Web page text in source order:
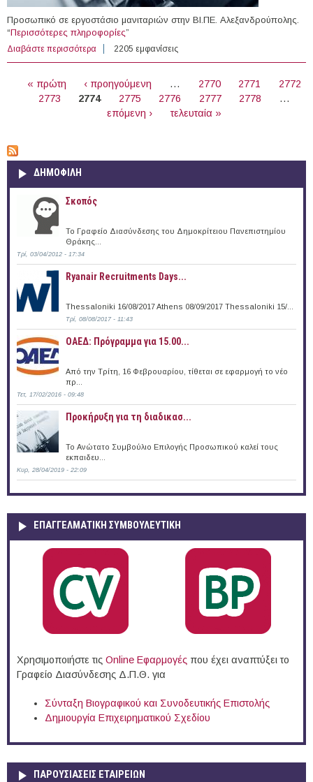
Προσωπικό σε εργοστάσιο μανιταριών στην ΒΙ.ΠΕ. Αλεξανδρούπολης.
“Περισσότερες πληροφορίες”
Διαβάστε περισσότερα για Προσωπικό σε εργοστάσιο μανιταριών στην ΒΙ.ΠΕ.
Αλεξανδρούπολης
2205 εμφανίσεις
« πρώτη ‹ προηγούμενη … 2770 2771
2772
2773
2774 2775 2776 2777 2778
…
επόμενη ›
τελευταία »
ΔΗΜΟΦΙΛΗ
Σκοπός
Το Γραφείο Διασύνδεσης του Δημοκρίτειου Πανεπιστημίου
Θράκης...
Τρί, 03/04/2012 - 17:34
Ryanair Recruitments Days...
Thessaloniki 16/08/2017 Athens 08/09/2017 Thessaloniki 15/...
Τρί, 08/08/2017 - 11:43
ΟΑΕΔ: Πρόγραμμα για 15.00...
Από την Τρίτη, 16 Φεβρουαρίου, τίθεται σε εφαρμογή το νέο
πρ...
Τετ, 17/02/2016 - 09:48
Προκήρυξη για τη διαδικασ...
Το Ανώτατο Συμβούλιο Επιλογής Προσωπικού καλεί τους
εκπαιδευ...
Κυρ, 28/04/2019 - 22:09
ΕΠΑΓΓΕΛΜΑΤΙΚΉ ΣΥΜΒΟΥΛΕΥΤΙΚΉ
Χρησιμοποιήστε τις Online Eφαρμογές που έχει αναπτύξει το
Γραφείο Διασύνδεσης Δ.Π.Θ. για
Σύνταξη Βιογραφικού και Συνοδευτικής Επιστολής
Δημιουργία Επιχειρηματικού Σχεδίου
ΠΑΡΟΥΣΙΆΣΕΙΣ ΕΤΑΙΡΕΙΏΝ